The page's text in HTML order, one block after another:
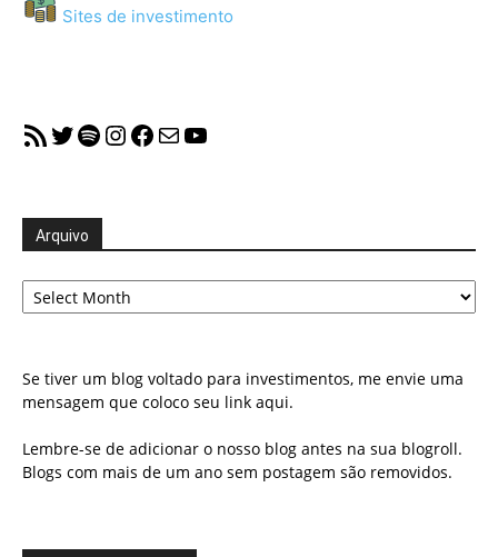
Sites de investimento
RSS FeedTwitter
Spotify
Instagram
Facebook
MailYouTube
Arquivo
Arquivo
Se tiver um blog voltado para investimentos, me envie uma
mensagem que coloco seu link aqui.
Lembre-se de adicionar o nosso blog antes na sua blogroll.
Blogs com mais de um ano sem postagem são removidos.